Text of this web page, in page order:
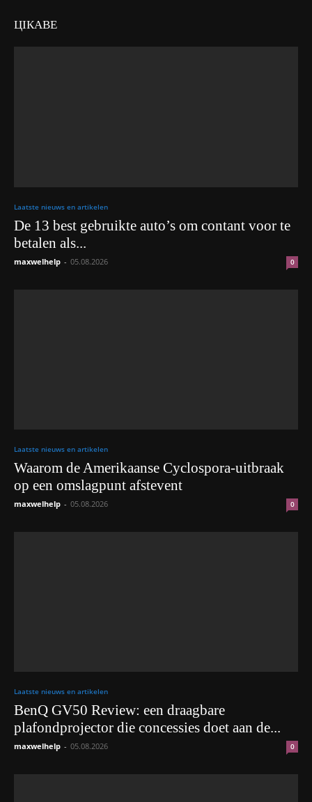
ЦІКАВЕ
Laatste nieuws en artikelen
De 13 best gebruikte auto’s om contant voor te
betalen als...
maxwelhelp - 05.08.2026 0
Laatste nieuws en artikelen
Waarom de Amerikaanse Cyclospora-uitbraak
op een omslagpunt afstevent
maxwelhelp - 05.08.2026 0
Laatste nieuws en artikelen
BenQ GV50 Review: een draagbare
plafondprojector die concessies doet aan de...
maxwelhelp - 05.08.2026 0